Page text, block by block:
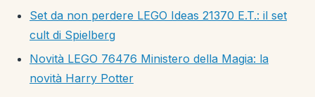
Set da non perdere LEGO Ideas 21370 E.T.: il set
cult di Spielberg
Novità LEGO 76476 Ministero della Magia: la
novità Harry Potter